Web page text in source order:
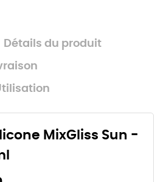
Détails du produit
MixGliss Sun -